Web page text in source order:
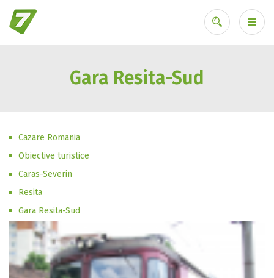
Ai uitat parola?
Gara Resita-Sud
Cazare Romania
Obiective turistice
Caras-Severin
Resita
Gara Resita-Sud